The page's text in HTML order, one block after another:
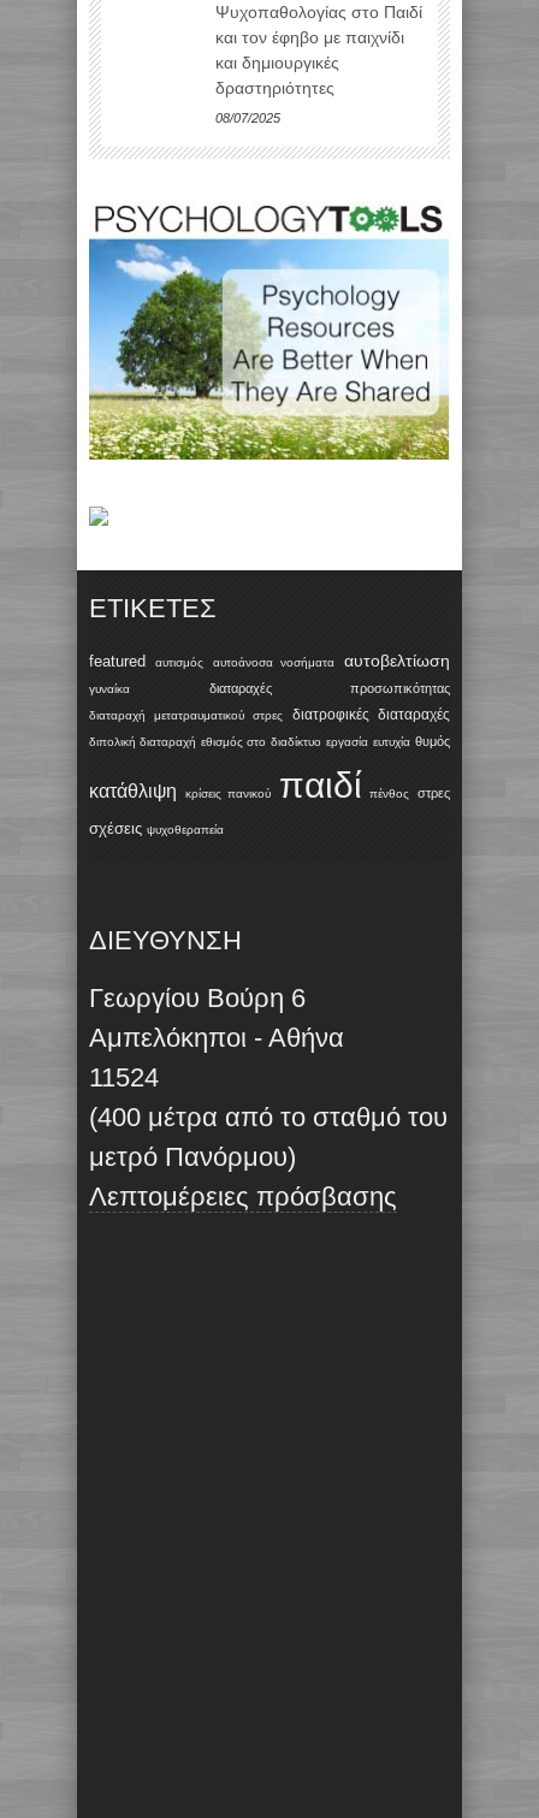
Ψυχοπαθολογίας στο Παιδί
και τον έφηβο με παιχνίδι
και δημιουργικές
δραστηριότητες
08/07/2025
ΕΤΙΚΈΤΕΣ
featured αυτισμός αυτοάνοσα νοσήματα αυτοβελτίωση
γυναίκα διαταραχές προσωπικότητας
διαταραχή μετατραυματικού στρες διατροφικές διαταραχές
διπολική διαταραχή εθισμός στο διαδίκτυο εργασία ευτυχία θυμός
κατάθλιψη κρίσεις πανικού παιδί πένθος στρες
σχέσεις ψυχοθεραπεία
ΔΙΕΥΘΥΝΣΗ
Γεωργίου Βούρη 6
Αμπελόκηποι - Αθήνα
11524
(400 μέτρα από το σταθμό του
μετρό Πανόρμου)
Λεπτομέρειες πρόσβασης